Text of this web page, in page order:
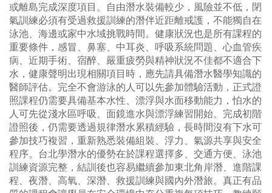
或離島完成深度項目。自由潛水裝備較少，風險並不低，閉
氣訓練必須有受過救援訓練的潛伴近距離戒護，不能獨自在
泳池、海邊或家中水域挑戰時間。健康狀況也是所有課程的
重要條件，感冒、鼻塞、中耳炎、呼吸系統問題、心血管疾
病、近期手術、宿醉、嚴重疲勞與精神狀況不佳都不適合下
水，健康聲明出現相關項目時，應先請具備潛水醫學知識的
醫師評估。完全不會游泳的人可以先參加體驗活動，正式證
照課程仍需要具備基本水性、漂浮與水面移動能力，怕水的
人可先從淺水區呼吸、面鏡進水與漂浮練習開始。完成初階
證照後，仍需要透過規律潛水累積經驗，長時間沒有下水可
參加技巧複習，重新熟悉裝備組裝、浮力、氣源共享與安全
程序。台北學潛水的優勢在於課程選擇多、交通方便、泳池
訓練資源完整，結訓後也容易繼續參加東北角岸潛、進階課
程、夜潛、高氧、深潛、救援訓練與國內外潛旅。真正有品